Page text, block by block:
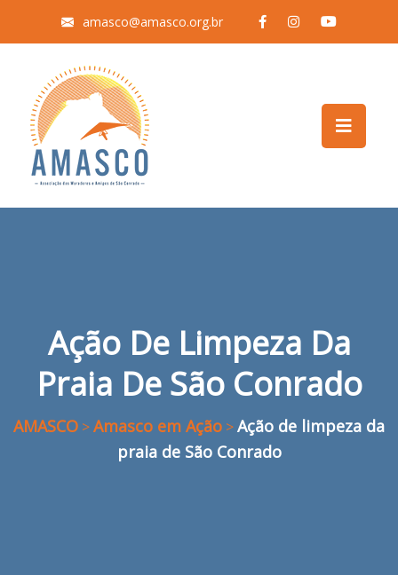
amasco@amasco.org.br
Ação De Limpeza Da
Praia De São Conrado
AMASCO >Amasco em Ação >Ação de limpeza da
praia de São Conrado